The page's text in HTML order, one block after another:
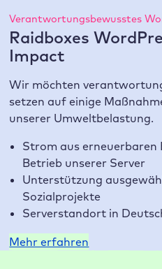
Verantwortungsbewusstes
Raidboxes
Impact
Wir möchten
setzen auf einige
unserer Umweltbelastung.
Strom aus erneuerbaren
Betrieb unserer Server
Unterstützung
Sozialprojekte
Serverstandort in
Mehr erfahren